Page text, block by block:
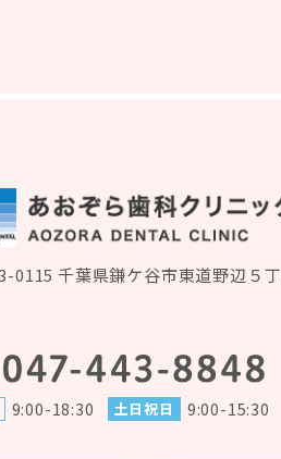
0115 千葉県鎌ケ谷市東道野辺５
9:00-18:30 土日祝日 9:00-15:30